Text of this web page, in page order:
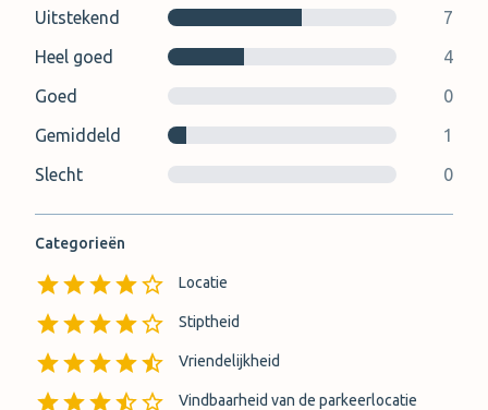
Uitstekend
7
Heel goed
4
Goed
0
Gemiddeld
1
Slecht
0
Categorieën
Locatie
Stiptheid
Vriendelijkheid
Vindbaarheid van de parkeerlocatie